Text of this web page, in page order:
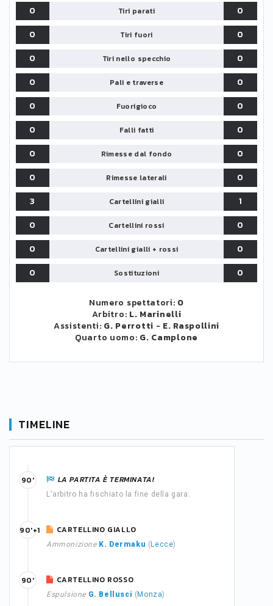
0
Tiri parati
0
0
Tiri fuori
0
0
Tiri nello specchio
0
0
Pali e traverse
0
0
Fuorigioco
0
0
Falli fatti
0
0
Rimesse dal fondo
0
0
Rimesse laterali
0
3
Cartellini gialli
1
0
Cartellini rossi
0
0
Cartellini gialli + rossi
0
0
Sostituzioni 0
Numero spettatori: 0
Arbitro: L. Marinelli
Assistenti: G. Perrotti - E. Raspollini
Quarto uomo: G. Camplone
TIMELINE
LA PARTITA È TERMINATA!
L'arbitro ha fischiato la fine della gara.
90'
CARTELLINO GIALLO
Ammonizione K. Dermaku ( Lecce)
90'+1
CARTELLINO ROSSO
Espulsione G. Bellusci ( Monza)
90'